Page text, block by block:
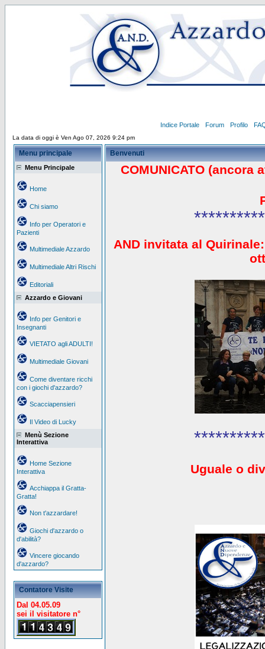
Indice Portale Forum Profilo
La data di oggi è Ven Ago 07, 2026 9:24 pm
Menu principale
Menu Principale
Home
Chi siamo
Info per Operatori e
Pazienti
Multimediale Azzardo
Multimediale Altri Rischi
Editoriali
Azzardo e Giovani
Info per Genitori e
Insegnanti
VIETATO agli ADULTI!
Multimediale Giovani
Come diventare ricchi
con i giochi d'azzardo?
Scacciapensieri
Il Video di Lucky
Menù Sezione
Interattiva
Home Sezione
Interattiva
Acchiappa il Gratta-
Gratta!
Non t'azzardare!
Giochi d'azzardo o
d'abilità?
Vincere giocando
d'azzardo?
Contatore Visite
Dal 04.05.09
sei il visitatore n°
Benvenuti
COMUNICATO (ancora
AND invitata al
Uguale o